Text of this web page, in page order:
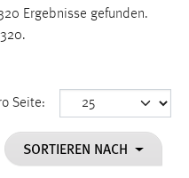
Ergebnisse gefunden.
Seite:
SORTIEREN NACH
Einverständnis-